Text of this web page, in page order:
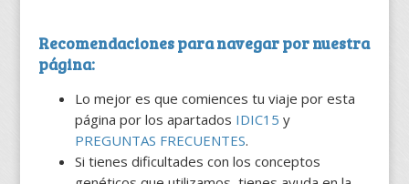
Recomendaciones para navegar por nuestra
página:
Lo mejor es que comiences tu viaje por esta
página por los apartados IDIC15 y
PREGUNTAS FRECUENTES.
Si tienes dificultades con los conceptos